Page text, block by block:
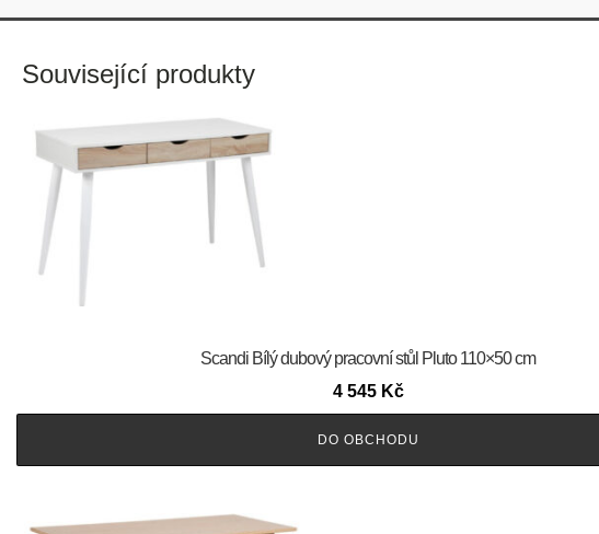
Související produkty
Scandi Bílý dubový pracovní stůl Pluto 110×50 cm
4 545 Kč
DO OBCHODU